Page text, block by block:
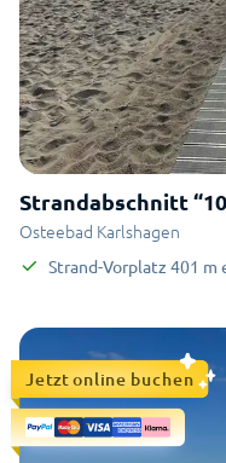
Strandabschnitt
Osteebad Karlshagen
Strand-Vorplatz 401 m
Jetzt online buchen